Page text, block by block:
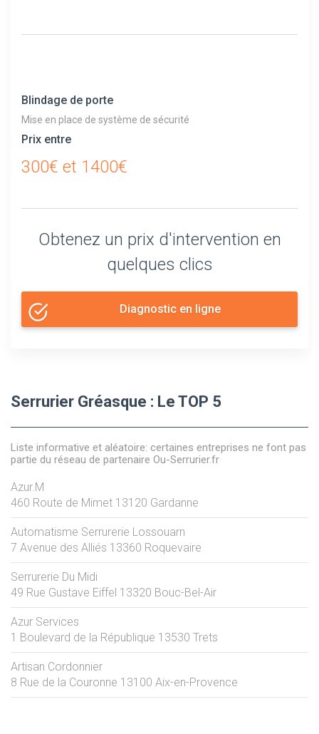
Blindage de porte
Mise en place de système de sécurité
Prix entre
300€ et 1400€
Obtenez un prix d'intervention en
quelques clics
Diagnostic en ligne
Serrurier Gréasque : Le TOP 5
Liste informative et aléatoire: certaines entreprises ne font pas
partie du réseau de partenaire Ou-Serrurier.fr
Azur.M
460 Route de Mimet 13120 Gardanne
Automatisme Serrurerie Lossouarn
7 Avenue des Alliés 13360 Roquevaire
Serrurerie Du Midi
49 Rue Gustave Eiffel 13320 Bouc-Bel-Air
Azur Services
1 Boulevard de la République 13530 Trets
Artisan Cordonnier
8 Rue de la Couronne 13100 Aix-en-Provence